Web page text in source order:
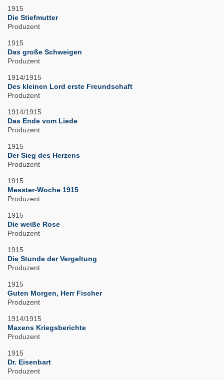
1915
Die Stiefmutter
Produzent
1915
Das große Schweigen
Produzent
1914/1915
Des kleinen Lord erste Freundschaft
Produzent
1914/1915
Das Ende vom Liede
Produzent
1915
Der Sieg des Herzens
Produzent
1915
Messter-Woche 1915
Produzent
1915
Die weiße Rose
Produzent
1915
Die Stunde der Vergeltung
Produzent
1915
Guten Morgen, Herr Fischer
Produzent
1914/1915
Maxens Kriegsberichte
Produzent
1915
Dr. Eisenbart
Produzent